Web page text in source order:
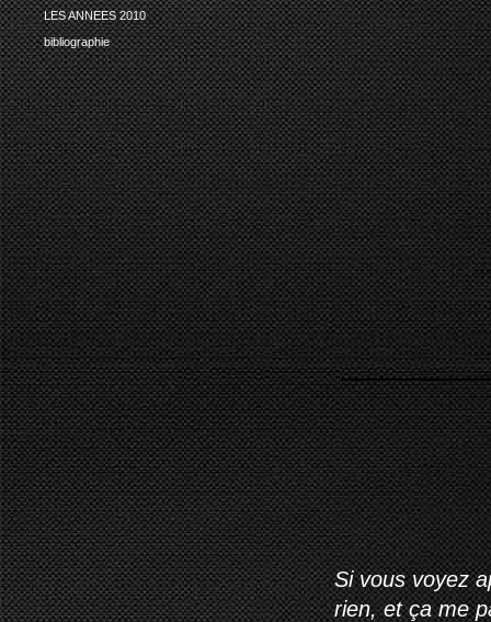
LES ANNEES 2010
bibliographie
Si vous voyez
rien, et ça me